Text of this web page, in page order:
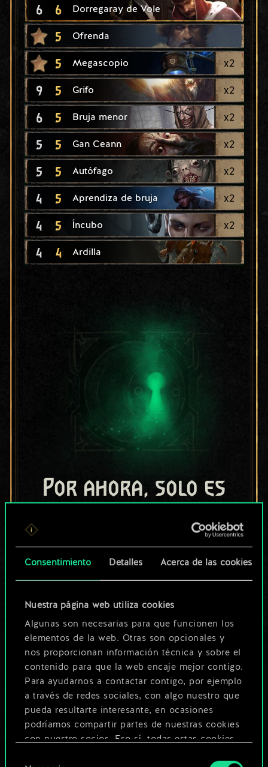
Consentimiento Detalles Acerca de las cookies
Nuestra página web utiliza cookies
Algunas son necesarias para que funcionen los
elementos de la web. Otras son opcionales y
nos proporcionan información técnica y sobre el
contenido para que la web encaje mejor contigo.
Para ayudarnos a contactar contigo, por ejemplo
a través de redes sociales, con algo nuestro que
pueda resultarte interesante, en ocasiones
podríamos compartir partes de nuestras cookies
con nuestro socios. Eso sí, todas estas cookies
6 6 Dorregaray de Vole
5 Ofrenda
5 Megascopio x2
9 5 Grifo x2
6 5 Bruja menor x2
5 5 Gan Ceann x2
5 5 Autófago x2
4 5 Aprendiza de bruja x2
4 5 Íncubo x2
4 4 Ardilla
Por ahora, solo es
cartas compartido.
¡Pero puede llegar a
Poner nombre a esta baraja y crear
una guía
Editar baraja
O
Explorar las barajas de la